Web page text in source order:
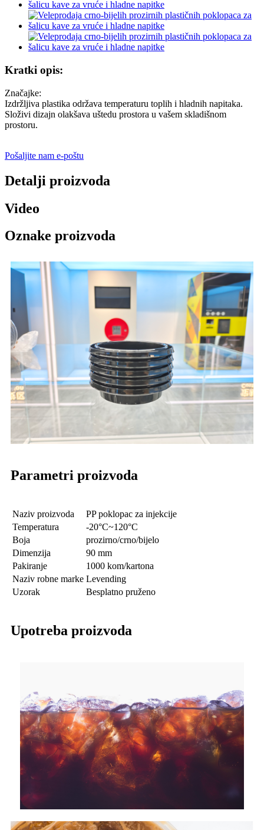
Kratki opis:
Značajke:
Izdržljiva plastika održava temperaturu toplih i hladnih napitaka.
Složivi dizajn olakšava uštedu prostora u vašem skladišnom
prostoru.
Pošaljite nam e-poštu
Detalji proizvoda
Video
Oznake proizvoda
Parametri proizvoda
Naziv proizvoda
PP poklopac za injekcije
Temperatura
-20°C~120°C
Boja
prozirno/crno/bijelo
Dimenzija
90 mm
Pakiranje
1000 kom/kartona
Naziv robne marke Levending
Uzorak
Besplatno pruženo
Upotreba proizvoda